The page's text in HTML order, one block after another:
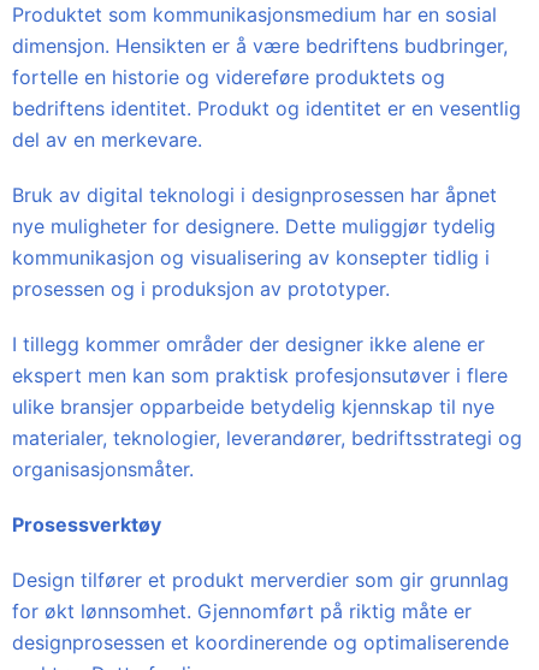
Produktet som kommunikasjonsmedium har en sosial
dimensjon. Hensikten er å være bedriftens budbringer,
fortelle en historie og videreføre produktets og
bedriftens identitet. Produkt og identitet er en vesentlig
del av en merkevare.
Bruk av digital teknologi i designprosessen har åpnet
nye muligheter for designere. Dette muliggjør tydelig
kommunikasjon og visualisering av konsepter tidlig i
prosessen og i produksjon av prototyper.
I tillegg kommer områder der designer ikke alene er
ekspert men kan som praktisk profesjonsutøver i flere
ulike bransjer opparbeide betydelig kjennskap til nye
materialer, teknologier, leverandører, bedriftsstrategi og
organisasjonsmåter.
Prosessverktøy
Design tilfører et produkt merverdier som gir grunnlag
for økt lønnsomhet. Gjennomført på riktig måte er
designprosessen et koordinerende og optimaliserende